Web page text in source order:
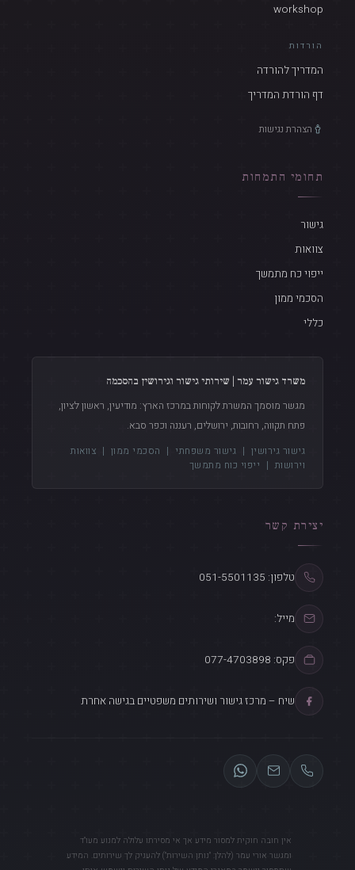
workshop
הורדות
המדריך להורדה
דף הורדת המדריך
הצהרת נגישות
תחומי התמחות
גישור
צוואות
ייפוי כח מתמשך
הסכמי ממון
כללי
משרד גישור עמר | שירותי גישור וגירושין בהסכמה
מגשר מוסמך המשרת לקוחות במרכז הארץ: מודיעין, ראשון לציון,
פתח תקווה, רחובות, ירושלים, רעננה וכפר סבא.
גישור גירושין | גישור משפחתי | הסכמי ממון | צוואות
וירושות | ייפוי כוח מתמשך
יצירת קשר
טלפון: 051-5501135
מייל:
פקס: 077-4703898
שיח – מרכז גישור ושירותים משפטיים בגישה אחרת
אין חובה חוקית למסור מידע אך אי מסירתו עלולה למנוע מעו"ד
ומגשר אורי עמר (להלן: "נותן השירות") להעניק לך שירותים. המידע